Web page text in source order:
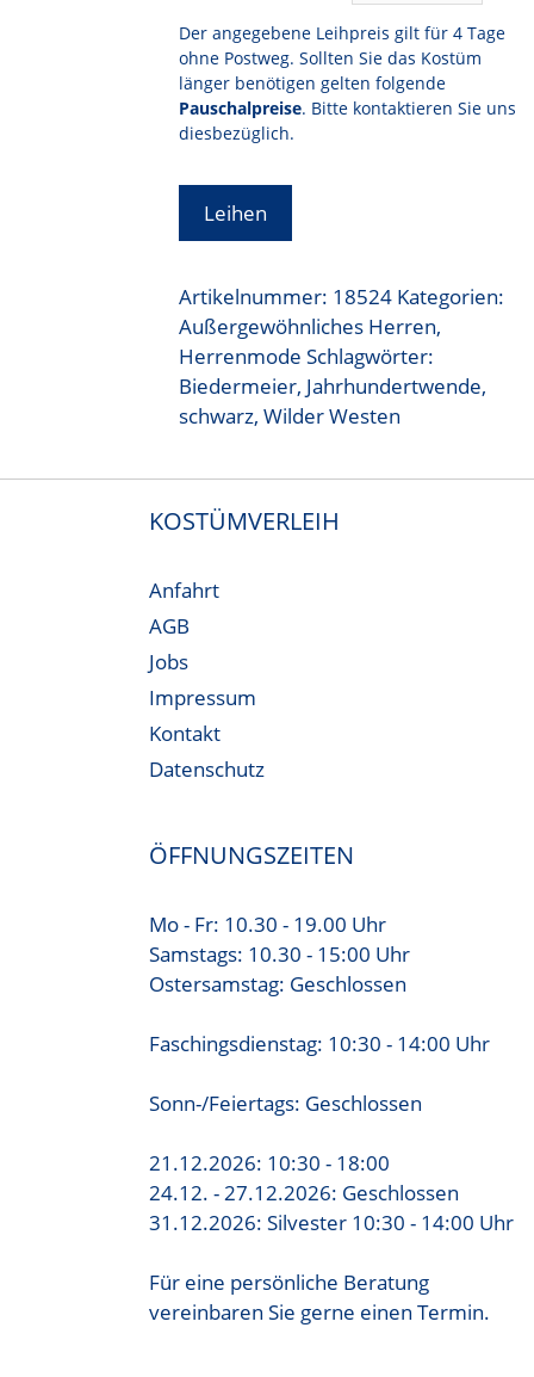
Der angegebene Leihpreis gilt für 4 Tage
ohne Postweg. Sollten Sie das Kostüm
länger benötigen gelten folgende
Pauschalpreise. Bitte kontaktieren Sie uns
diesbezüglich.
Leihen
Artikelnummer: 18524 Kategorien:
Außergewöhnliches Herren,
Herrenmode Schlagwörter:
Biedermeier, Jahrhundertwende,
schwarz,Wilder Westen
KOSTÜMVERLEIH
Anfahrt
AGB
Jobs
Impressum
Kontakt
Datenschutz
ÖFFNUNGSZEITEN
Mo - Fr: 10.30 - 19.00 Uhr
Samstags: 10.30 - 15:00 Uhr
Ostersamstag: Geschlossen
Faschingsdienstag: 10:30 - 14:00 Uhr
Sonn-/Feiertags: Geschlossen
21.12.2026: 10:30 - 18:00
24.12. - 27.12.2026: Geschlossen
31.12.2026: Silvester 10:30 - 14:00 Uhr
Für eine persönliche Beratung
vereinbaren Sie gerne einen Termin.